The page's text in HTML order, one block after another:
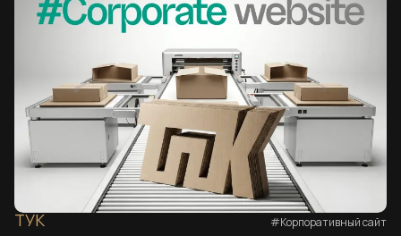
ТУК #Корпоративный сайт